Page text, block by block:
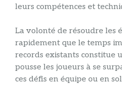
leurs compétences et
La volonté de résoudre les
rapidement que le temps
records existants constitue
pousse les joueurs à se
ces défis en équipe ou en